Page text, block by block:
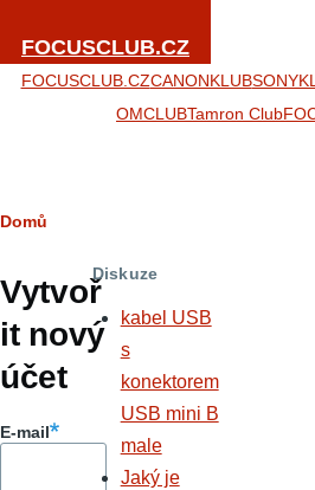
FOCUSCLUB.CZ
FOCUSCLUB.CZCANONKLUB
OMCLUBTamron Club
Hlavní
záložky
Drobečková
navigace
Domů
Vytvoř
it nový
účet
E-mail
Diskuze
kabel USB
s
konektorem
USB mini B
male
Jaký je